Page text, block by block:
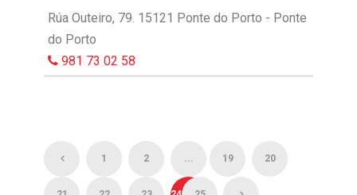
Rúa Outeiro, 79. 15121 Ponte do Porto - Ponte
do Porto
981 73 02 58
1 2 ... 19 20